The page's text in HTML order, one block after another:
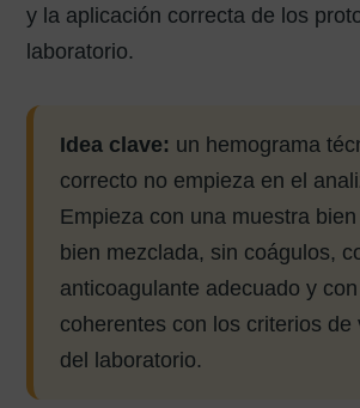
y la aplicación correcta de los
laboratorio.
Idea clave: un hemograma
correcto no empieza en el
Empieza con una muestra
bien mezclada, sin coágulos,
anticoagulante adecuado y
coherentes con los criterios de
del laboratorio.